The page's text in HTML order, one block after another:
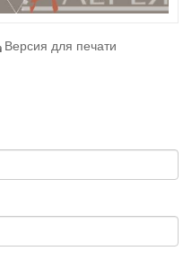
Версия для печати